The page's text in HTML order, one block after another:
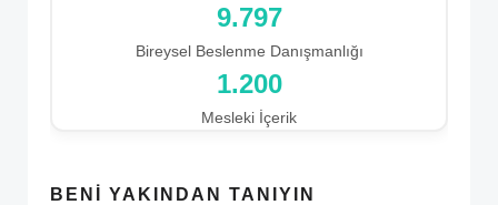
10.706
Bireysel Beslenme Danışmanlığı
1.200
Mesleki İçerik
BENI YAKINDAN TANIYIN